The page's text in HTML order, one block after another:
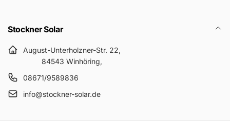
Stockner Solar
August-Unterholzner-Str. 22,
84543 Winhöring,
08671/9589836
info@stockner-solar.de